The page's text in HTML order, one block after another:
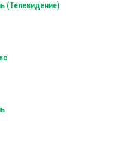
(Телевидение)